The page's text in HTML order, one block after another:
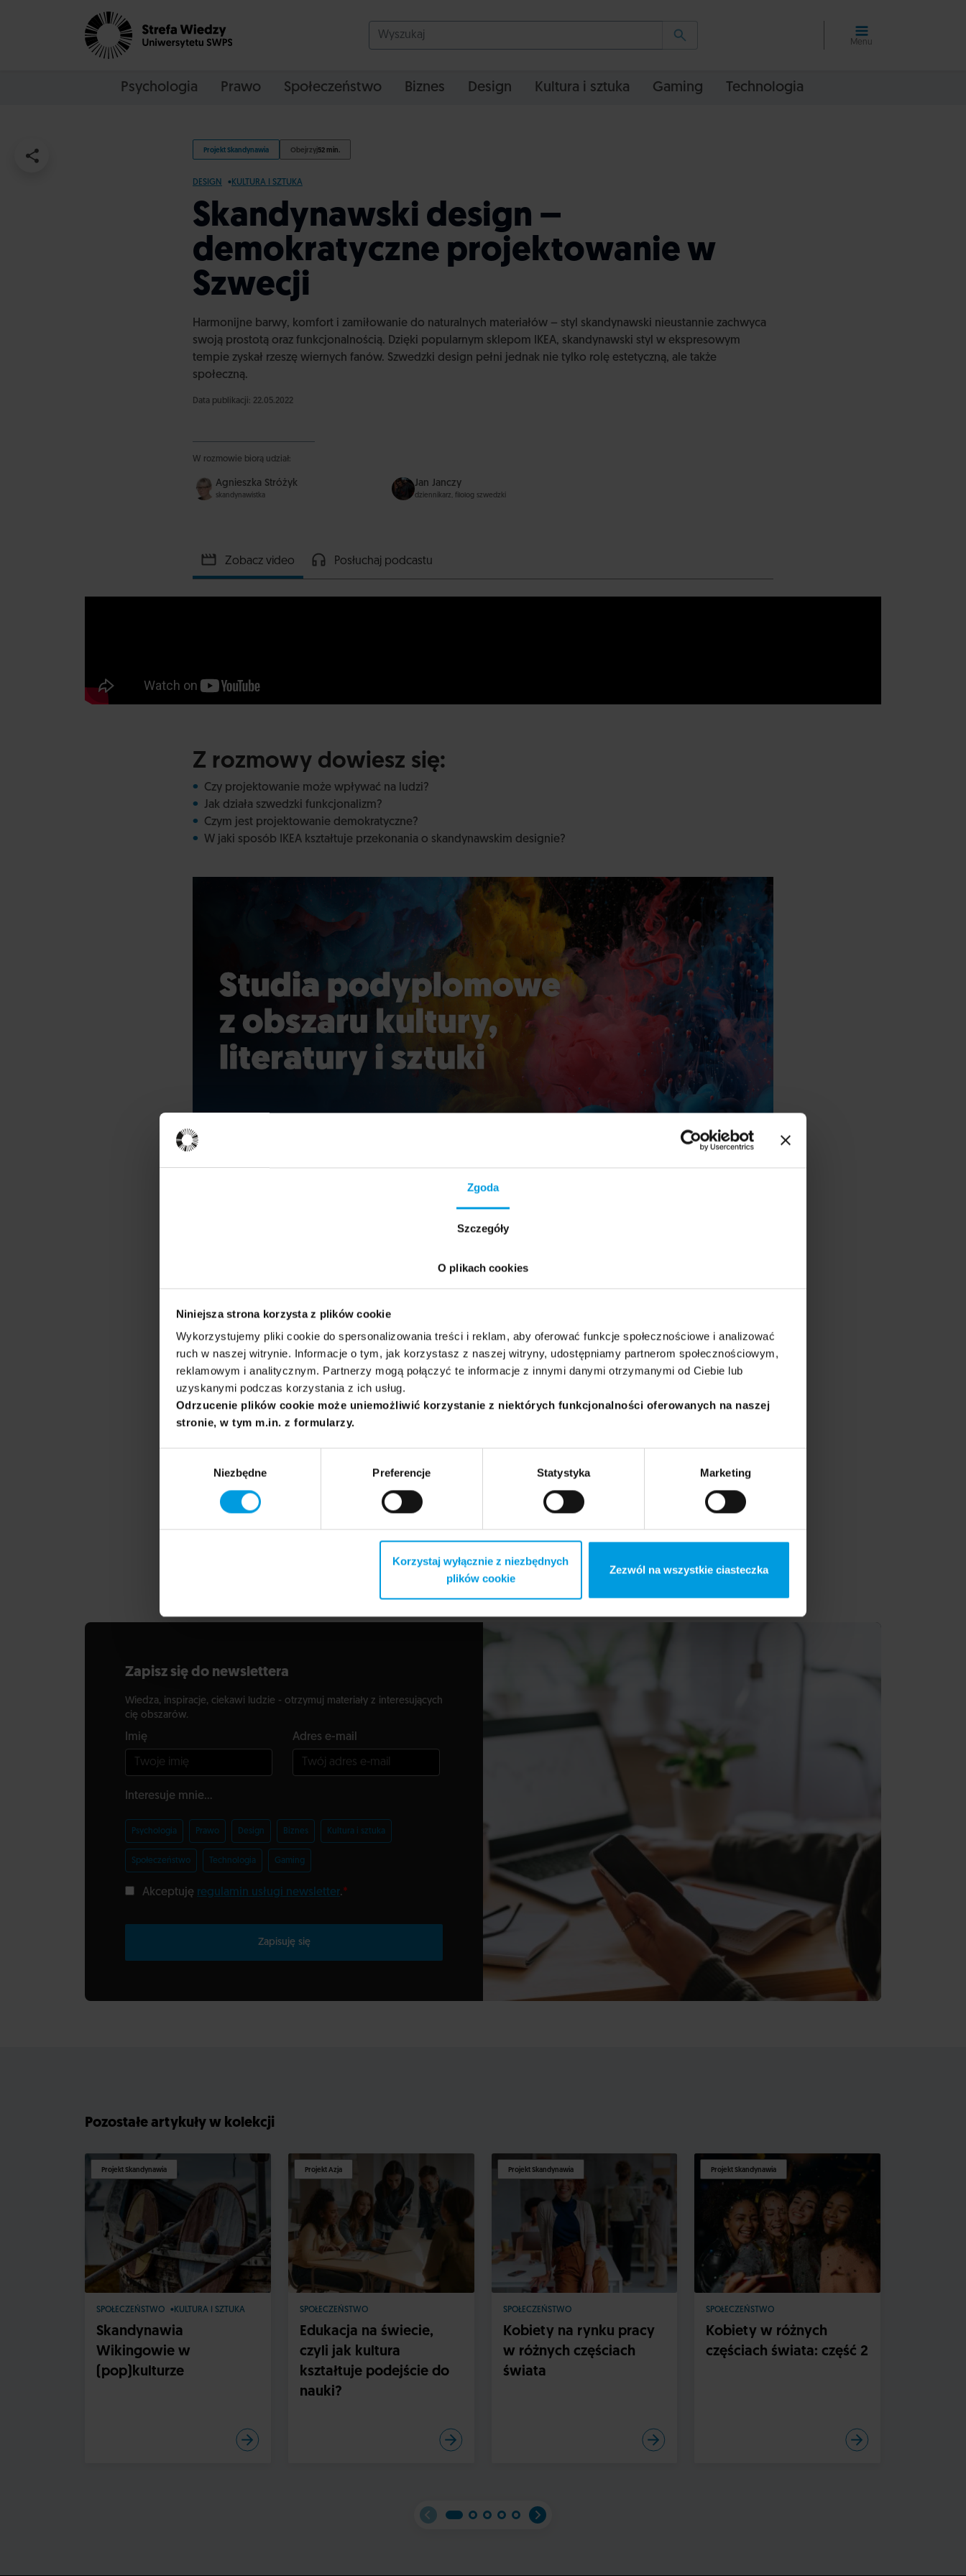
Zgoda
Szczegóły
O plikach cookies
Niniejsza strona korzysta z plików cookie
Wykorzystujemy pliki cookie do spersonalizowania treści i reklam, aby oferować funkcje społecznościowe i analizować
ruch w naszej witrynie. Informacje o tym, jak korzystasz z naszej witryny, udostępniamy partnerom społecznościowym,
reklamowym i analitycznym. Partnerzy mogą połączyć te informacje z innymi danymi otrzymanymi od Ciebie lub
uzyskanymi podczas korzystania z ich usług.
Odrzucenie plików cookie może uniemożliwić korzystanie z niektórych funkcjonalności oferowanych na naszej
stronie, w tym m.in. z formularzy.
Niezbędne Preferencje Statystyka Marketing
Korzystaj wyłącznie z niezbędnych
plików cookie
Zezwól na wszystkie ciasteczka
Menu
Psychologia Prawo Społeczeństwo Biznes Design Kultura i sztuka Gaming Technologia
Projekt Skandynawia Obejrzyj52 min.
DESIGN KULTURA I SZTUKA
Skandynawski design –
demokratyczne projektowanie w
Szwecji
Harmonijne barwy, komfort i zamiłowanie do naturalnych materiałów – styl skandynawski nieustannie zachwyca
swoją prostotą oraz funkcjonalnością. Dzięki popularnym sklepom IKEA, skandynawski styl w ekspresowym
tempie zyskał rzeszę wiernych fanów. Szwedzki design pełni jednak nie tylko rolę estetyczną, ale także
społeczną.
Data publikacji: 22.05.2022
W rozmowie biorą udział:
Agnieszka Stróżyk
skandynawistka
Jan Janczy
dziennikarz, filolog szwedzki
Zobacz video Posłuchaj podcastu
Z rozmowy dowiesz się:
Czy projektowanie może wpływać na ludzi?
Jak działa szwedzki funkcjonalizm?
Czym jest projektowanie demokratyczne?
W jaki sposób IKEA kształtuje przekonania o skandynawskim designie?
Skandynawistka, tłumaczka literatury dla dzieci i młodzieży, w obszarze jej zainteresowań znajduje się
głównie książka obrazkowa, zwłaszcza jej początki oraz szeroko rozumiana kultura dziecięca. Na stałe
współpracuje z wydawnictwem Zakamarki, gdzie poza działalnością przykładową zajmuje się również
redagowaniem tekstów.
Jan Janczy
Dziennikarz, nauczyciel, filolog szwedzki i literaturoznawca. Na co dzień związany z Radiem Nowy
Świat, dla którego przygotowuje programy muzyczne, a także podcasty poświęcone muzyce, kulturze
i społeczeństwom Skandynawii.
Zapisz się do newslettera
Wiedza, inspiracje, ciekawi ludzie - otrzymuj materiały z interesujących
cię obszarów.
Imię Adres e-mail
Interesuje mnie...
Psychologia Prawo Design Biznes Kultura i sztuka
Społeczeństwo Technologia Gaming
Akceptuję regulamin usługi newsletter.*
Zapisuję się
Pozostałe artykuły w kolekcji
Projekt Skandynawia
SPOŁECZEŃSTWO KULTURA I SZTUKA
Skandynawia
Wikingowie w
(pop)kulturze
Projekt Azja
SPOŁECZEŃSTWO
Edukacja na świecie,
czyli jak kultura
kształtuje podejście do
nauki?
Projekt Skandynawia
SPOŁECZEŃSTWO
Kobiety na rynku pracy
w różnych częściach
świata
Projekt Skandynawia
SPOŁECZEŃSTWO
Kobiety w różnych
częściach świata: część 2